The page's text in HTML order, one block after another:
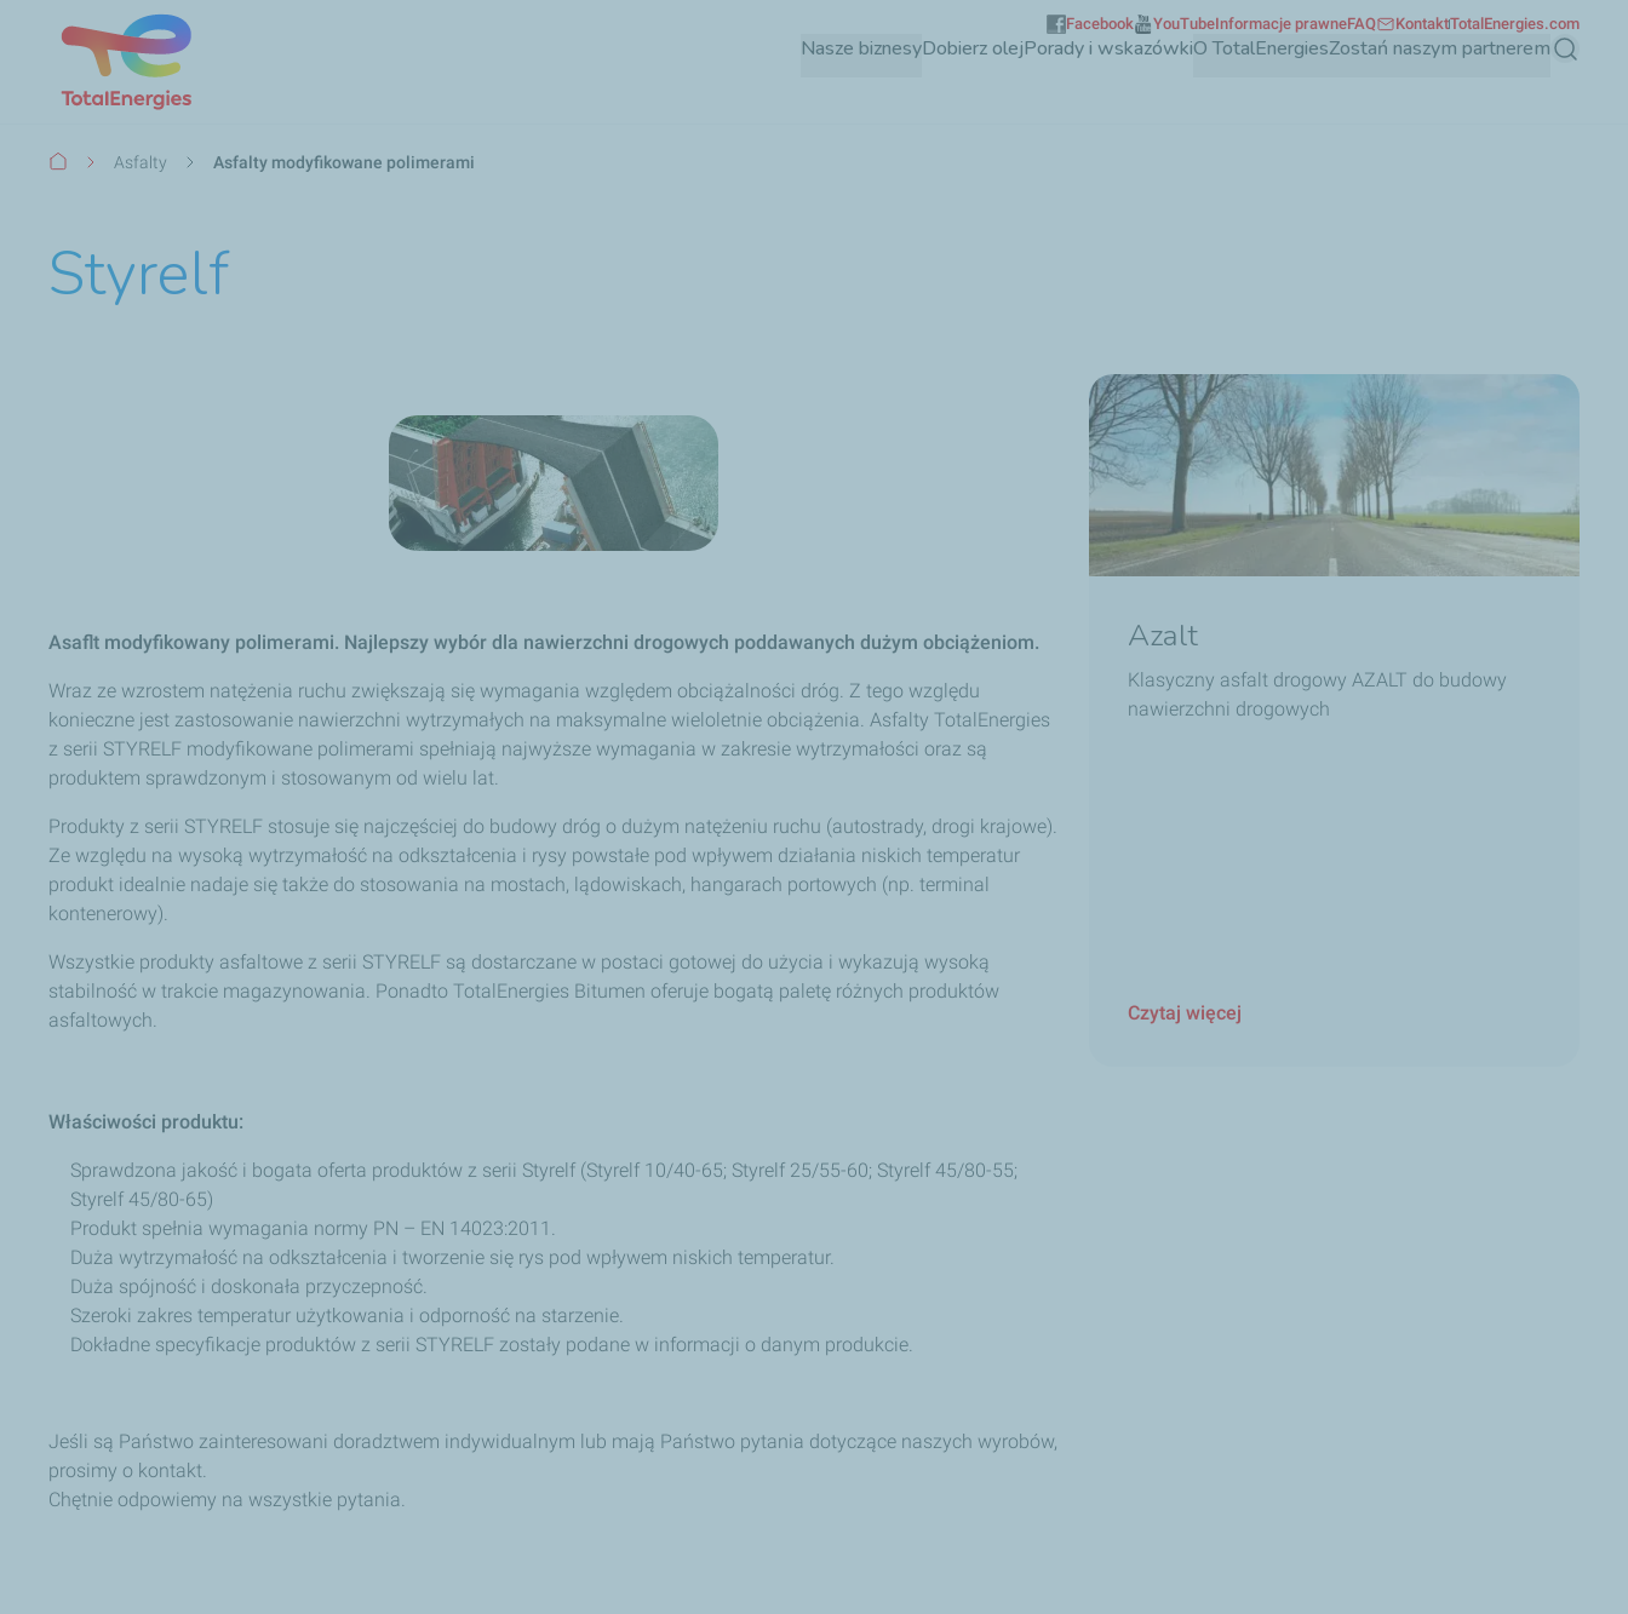
Przejdź
Nasze biznesyDobierz olejPorady i wskazówkiO TotalEnergiesZostań naszym partnerem Szukaj
Facebook YouTubeInformacje prawneFAQ KontaktTotalEnergies.com
Ścieżka
Asfalty Asfalty modyfikowane polimerami
Styrelf
Asaflt modyfikowany polimerami. Najlepszy wybór dla nawierzchni drogowych poddawanych dużym obciążeniom.
Wraz ze wzrostem natężenia ruchu zwiększają się wymagania względem obciążalności dróg. Z tego względu
konieczne jest zastosowanie nawierzchni wytrzymałych na maksymalne wieloletnie obciążenia. Asfalty TotalEnergies
z serii STYRELF modyfikowane polimerami spełniają najwyższe wymagania w zakresie wytrzymałości oraz są
produktem sprawdzonym i stosowanym od wielu lat.
Produkty z serii STYRELF stosuje się najczęściej do budowy dróg o dużym natężeniu ruchu (autostrady, drogi krajowe).
Ze względu na wysoką wytrzymałość na odkształcenia i rysy powstałe pod wpływem działania niskich temperatur
produkt idealnie nadaje się także do stosowania na mostach, lądowiskach, hangarach portowych (np. terminal
kontenerowy).
Wszystkie produkty asfaltowe z serii STYRELF są dostarczane w postaci gotowej do użycia i wykazują wysoką
stabilność w trakcie magazynowania. Ponadto TotalEnergies Bitumen oferuje bogatą paletę różnych produktów
asfaltowych.
Azalt
Klasyczny asfalt drogowy AZALT do budowy
nawierzchni drogowych
Czytaj więcej
Właściwości produktu:
Sprawdzona jakość i bogata oferta produktów z serii Styrelf (Styrelf 10/40-65; Styrelf 25/55-60; Styrelf 45/80-55;
Styrelf 45/80-65)
Produkt spełnia wymagania normy PN – EN 14023:2011.
Duża wytrzymałość na odkształcenia i tworzenie się rys pod wpływem niskich temperatur.
Duża spójność i doskonała przyczepność.
Szeroki zakres temperatur użytkowania i odporność na starzenie.
Dokładne specyfikacje produktów z serii STYRELF zostały podane w informacji o danym produkcie.
Jeśli są Państwo zainteresowani doradztwem indywidualnym lub mają Państwo pytania dotyczące naszych wyrobów,
prosimy o kontakt.
Chętnie odpowiemy na wszystkie pytania.